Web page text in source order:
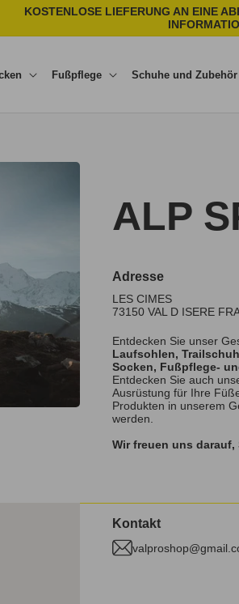
KOSTENLOSE LIEFERUNG AN EINE
Fußpflege Schuhe und Zubehör
ALP
Adresse
LES CIMES
73150 VAL D ISERE
Entdecken Sie unser
Laufsohlen,
Socken, Fußpflege-
Entdecken Sie auch
Ausrüstung für Ihre
Produkten in unserem
werden.
Wir freuen uns
Kontakt